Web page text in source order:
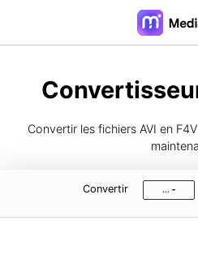
Outil de bureau
Connectez-Vous
Convertir les fichiers AVI en
Convertir ...